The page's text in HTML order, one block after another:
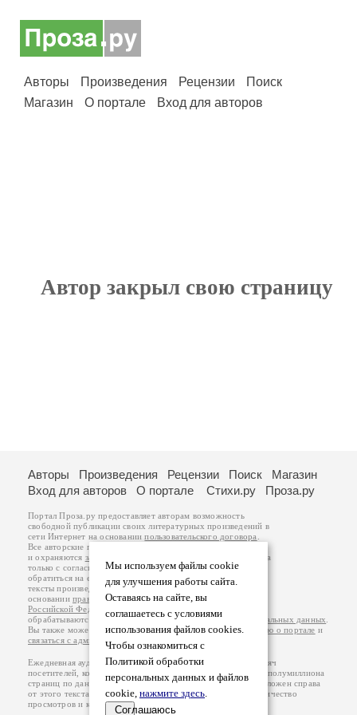
Авторы Произведения Рецензии
Поиск
Магазин
О портале Вход для авторов
Автор закрыл свою страницу
Мы используем файлы cookie
для улучшения работы сайта.
Оставаясь на сайте, вы
соглашаетесь с условиями
использования файлов cookies.
Чтобы ознакомиться с
Политикой обработки
персональных данных и файлов
cookie, нажмите здесь.
Соглашаюсь
Авторы Произведения Рецензии Поиск
Магазин
Вход для авторов
О портале Стихи.ру Проза.ру
Портал Проза.ру предоставляет авторам возможность
свободной публикации своих литературных произведений в
сети Интернет на основаниипользовательского договора
Все авторские права на произведения принадлежат авторам
и охраняются законом
. Перепечатка произведений возможна
только с согласия его автора, к которому вы можете
обратиться на его авторской странице. Ответственность за
тексты произведений авторы несут самостоятельно на
основанииправил публикацииизаконодательства
Российской Федерации
обрабатываются на основанииПолитики обработки персональных данных
Вы также можете посмотреть более подробнуюинформацию о портале и
связаться с администрацией
Ежедневная аудитория портала Проза.ру – порядка 100 тысяч
посетителей, которые в общей сумме просматривают более полумиллиона
страниц по данным счетчика посещаемости, который расположен справа
от этого текста. В каждой графе указано по две цифры: количество
просмотров и количество посетителей.